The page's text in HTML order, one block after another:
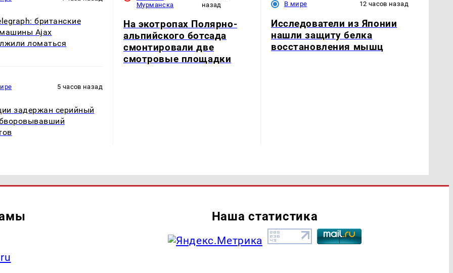
британские
Ajax
ломаться
5 часов назад
задержан серийный
Мурманска
назад
На экотропах Полярно-
альпийского ботсада
смонтировали две
смотровые площадки
В мире 12 часов назад
Исследователи из Японии
нашли защиту белка
восстановления мышц
Наша статистика